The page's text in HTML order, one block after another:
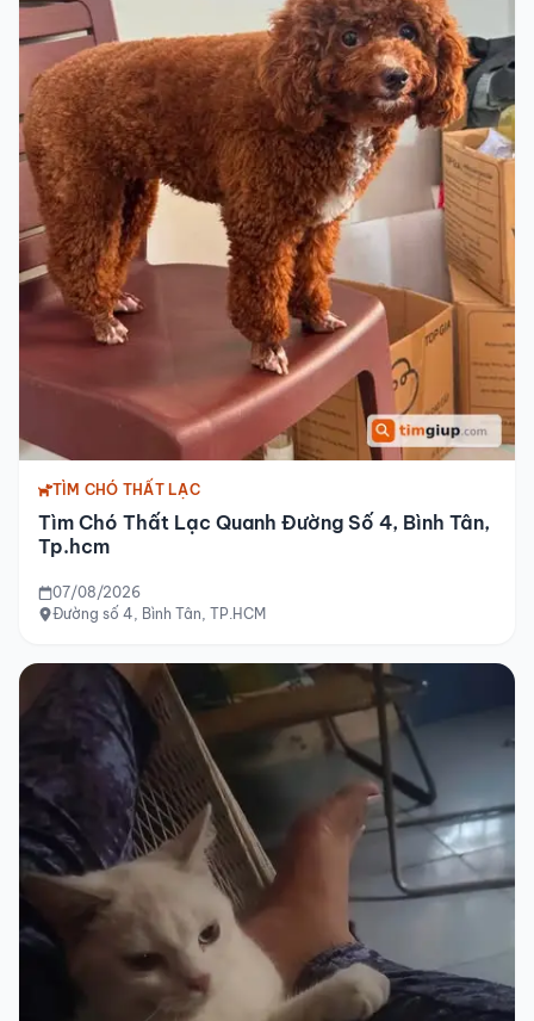
TÌM CHÓ THẤT LẠC
Tìm Chó Thất Lạc Quanh Đường Số 4, Bình Tân,
Tp.hcm
07/08/2026
Đường số 4, Bình Tân, TP.HCM